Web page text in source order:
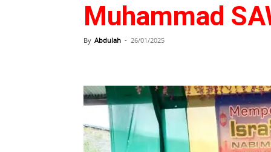
Muhammad
By Abdulah - 26/01/2025